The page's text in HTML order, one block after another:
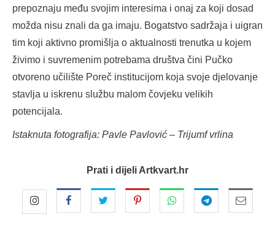
prepoznaju među svojim interesima i onaj za koji dosad
možda nisu znali da ga imaju. Bogatstvo sadržaja i uigran
tim koji aktivno promišlja o aktualnosti trenutka u kojem
živimo i suvremenim potrebama društva čini Pučko
otvoreno učilište Poreč institucijom koja svoje djelovanje
stavlja u iskrenu službu malom čovjeku velikih
potencijala.
Istaknuta fotografija: Pavle Pavlović – Trijumf vrlina
Prati i dijeli Artkvart.hr